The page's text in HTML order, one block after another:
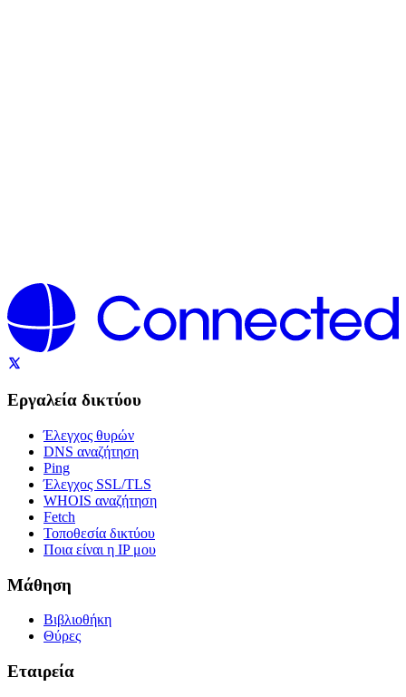
Εργαλεία δικτύου
Έλεγχος θυρών
DNS αναζήτηση
Ping
Έλεγχος SSL/TLS
WHOIS αναζήτηση
Fetch
Τοποθεσία δικτύου
Ποια είναι η IP μου
Μάθηση
Βιβλιοθήκη
Θύρες
Εταιρεία